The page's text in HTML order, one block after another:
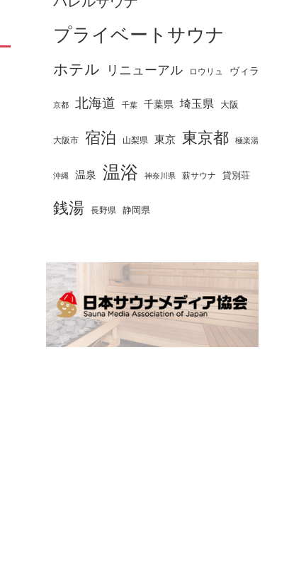
プライベートサウナ
ホテル リニューアル ロウリュ ヴィラ
京都 北海道 千葉 千葉県 埼玉県 大阪
大阪市 宿泊 山梨県 東京 東京都 極楽湯
沖縄 温泉 温浴 神奈川県 薪サウナ 貸別荘
銭湯 長野県 静岡県